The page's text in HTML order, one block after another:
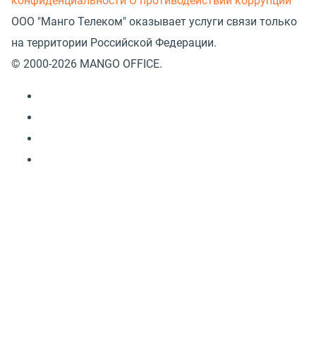
ООО "Манго Телеком" оказывает услуги связи только
на территории Российской Федерации.
© 2000-2026 MANGO OFFICE.